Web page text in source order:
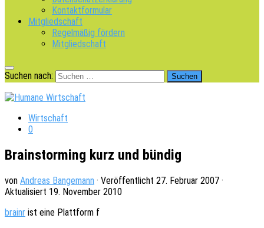
Kontaktformular
Mitgliedschaft
Regelmäßig fördern
Mitgliedschaft
Suchen nach:
Wirtschaft
0
Brainstorming kurz und bündig
von Andreas Bangemann · Veröffentlicht 27. Februar 2007 ·
Aktualisiert 19. November 2010
brainr ist eine Platt­form f